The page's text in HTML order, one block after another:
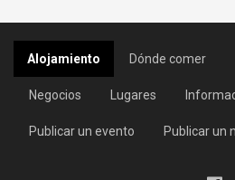
Alojamiento Dónde comer
Negocios Lugares
Publicar un evento Publicar un